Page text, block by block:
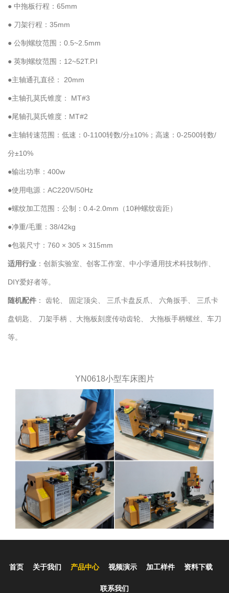
● 中拖板行程：65mm
● 刀架行程：35mm
● 公制螺纹范围：0.5~2.5mm
● 英制螺纹范围：12~52T.P.I
●主轴通孔直径： 20mm
●主轴孔莫氏锥度： MT#3
●尾轴孔莫氏锥度：MT#2
●主轴转速范围：低速：0-1100转数/分±10%；高速：0-2500转数/
分±10%
●输出功率：400w
●使用电源：AC220V/50Hz
●螺纹加工范围：公制：0.4-2.0mm（10种螺纹齿距）
●净重/毛重：38/42kg
●包装尺寸：760 × 305 × 315mm
适用行业 ： 创新实验室、创客工作室、中小学通用技术科技制作、
DIY爱好者等。
随机配件 ： 齿轮、 固定顶尖、 三爪卡盘反爪、 六角扳手、 三爪卡
盘钥匙、 刀架手柄 、大拖板刻度传动齿轮、 大拖板手柄螺丝、车刀
等。
YN0618小型车床图片
首页 关于我们 产品中心 视频演示 加工样件 资料下载
联系我们